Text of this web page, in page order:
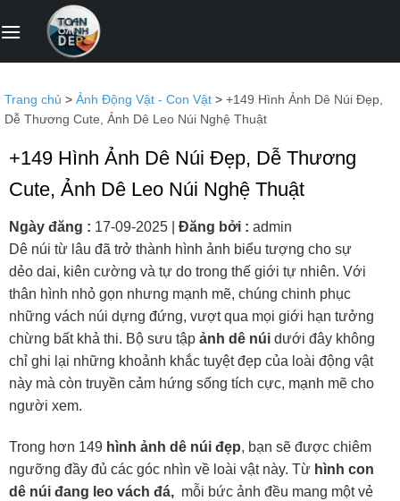
qua
Trang chủ > Ảnh Động Vật - Con Vật > +149 Hình Ảnh Dê Núi Đẹp,
Dễ Thương Cute, Ảnh Dê Leo Núi Nghệ Thuật
+149 Hình Ảnh Dê Núi Đẹp, Dễ Thương
Cute, Ảnh Dê Leo Núi Nghệ Thuật
Ngày đăng : 17-09-2025 Đăng bởi : admin
Dê núi từ lâu đã trở thành hình ảnh biểu tượng cho sự
dẻo dai, kiên cường và tự do trong thế giới tự nhiên. Với
thân hình nhỏ gọn nhưng mạnh mẽ, chúng chinh phục
những vách núi dựng đứng, vượt qua mọi giới hạn tưởng
chừng bất khả thi. Bộ sưu tập ảnh dê núi dưới đây không
chỉ ghi lại những khoảnh khắc tuyệt đẹp của loài động vật
này mà còn truyền cảm hứng sống tích cực, mạnh mẽ cho
người xem.
Trong hơn 149 hình ảnh dê núi đẹp, bạn sẽ được chiêm
ngưỡng đầy đủ các góc nhìn về loài vật này. Từ hình con
dê núi đang leo vách đá, mỗi bức ảnh đều mang một vẻ